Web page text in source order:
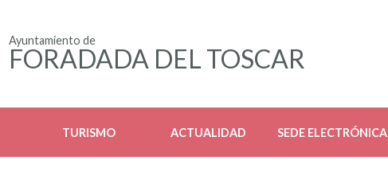
Ayuntamiento de
FORADADA DEL TOSCAR
TURISMO ACTUALIDAD SEDE ELECTRÓNICA